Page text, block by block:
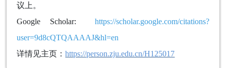
议上。
Google Scholar: https://scholar.google.com/citations?
user=9d8cQTQAAAAJ&hl=en
详情见主页：https://person.zju.edu.cn/H125017